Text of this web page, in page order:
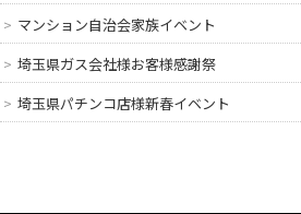
マンション自治会家族イベント
埼玉県ガス会社様お客様感謝祭
埼玉県パチンコ店様新春イベント